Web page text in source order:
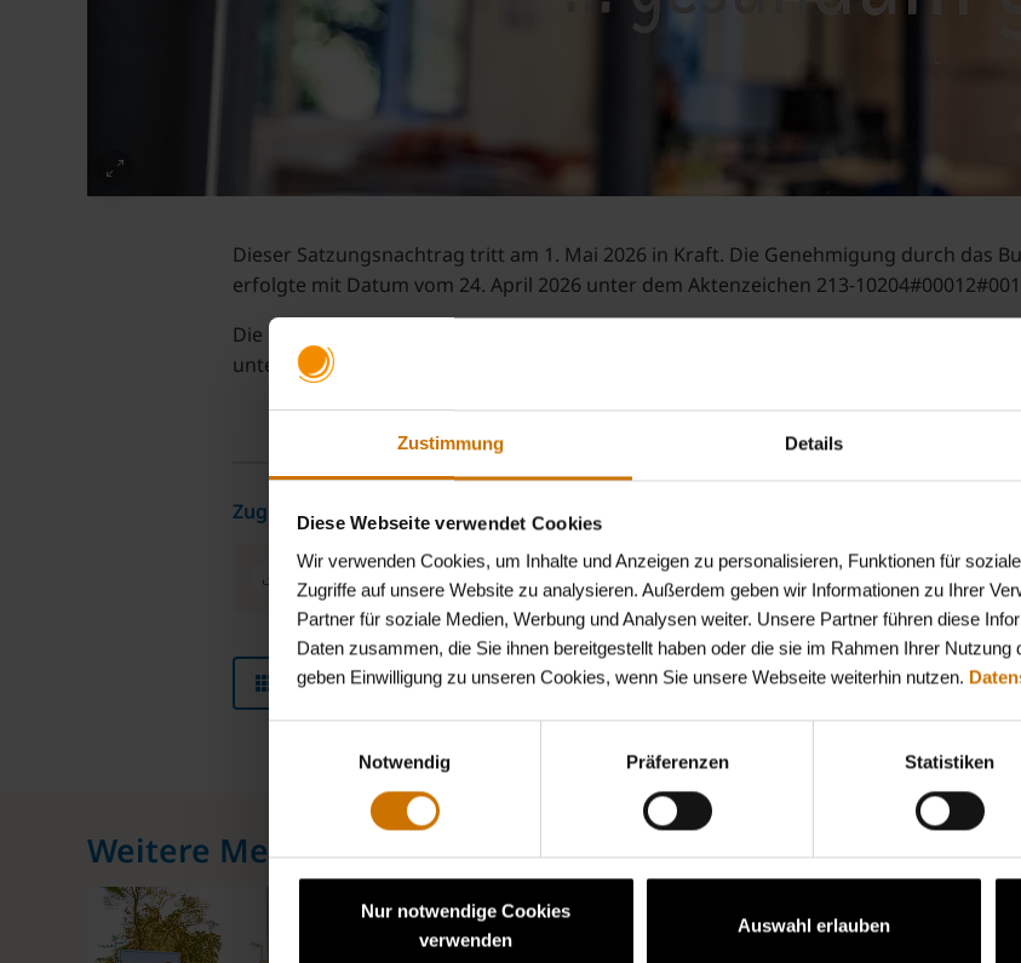
Zustimmung Details
Diese Webseite verwendet Cookies
Wir verwenden Cookies, um Inhalte und Anzeigen zu personalisieren, Funktionen für
Zugriffe auf unsere Website zu analysieren. Außerdem geben wir Informationen zu Ihrer
Partner für soziale Medien, Werbung und Analysen weiter. Unsere Partner führen diese
Daten zusammen, die Sie ihnen bereitgestellt haben oder die sie im Rahmen Ihrer
geben Einwilligung zu unseren Cookies, wenn Sie unsere Webseite weiterhin nutzen.
Notwendig
Präferenzen Statistiken
Nur notwendige Cookies
verwenden
Auswahl erlauben
Dieser Satzungsnachtrag tritt am 1. Mai 2026 in Kraft. Die Genehmigung durch das
erfolgte mit Datum vom 24. April 2026 unter dem Aktenzeichen 213-
Die Satzung kann während der üblichen Geschäftszeiten in den Servicezentren der
unter
www.bkk-firmus.de
Zugehörige Dateien
Bekanntmachung_Änderung_der_Satzung__KV_35._Nachtrag_zum_01.05.2026_.pdf 104 KB
News Übersicht
Weitere Meldungen zu diesem Thema
News